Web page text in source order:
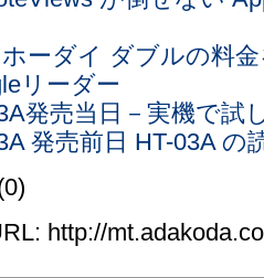
ーダイ ダブルの料
リーダー
発売当日－実機で試
発売前日 HT-03A の
http://